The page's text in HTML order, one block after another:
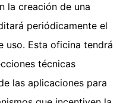
la creación de una
periódicamente el
uso. Esta oficina tendrá
técnicas
las aplicaciones para